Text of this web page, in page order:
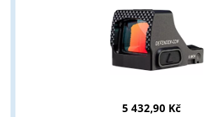
5 432,90 Kč